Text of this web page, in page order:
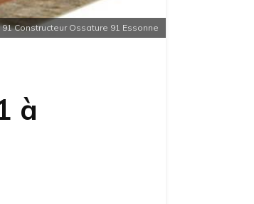
Constructeur Ossature 91 Essonne
à